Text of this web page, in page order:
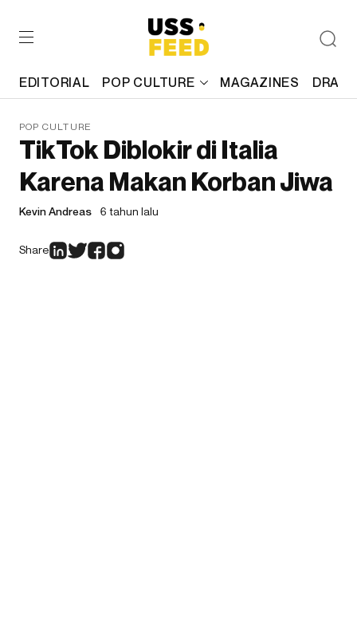
EDITORIAL POP CULTURE MAGAZINES
POP CULTURE
TikTok Diblokir di Italia
Karena Makan Korban Jiwa
Kevin Andreas 6 tahun lalu
Share